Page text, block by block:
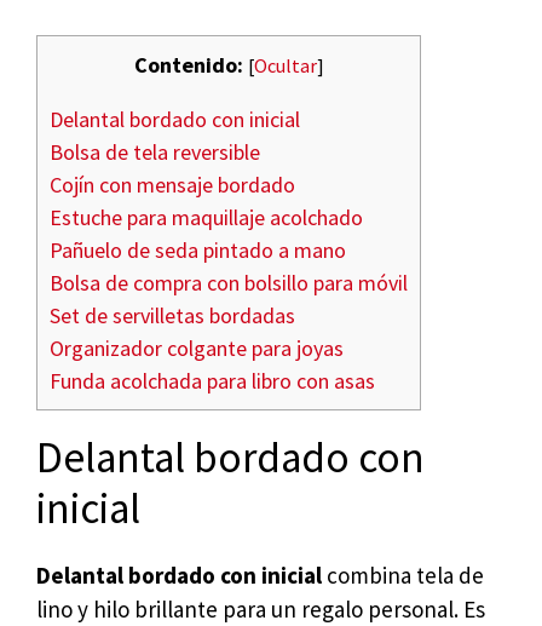
Contenido: [Ocultar]
Delantal bordado con inicial
Bolsa de tela reversible
Cojín con mensaje bordado
Estuche para maquillaje acolchado
Pañuelo de seda pintado a mano
Bolsa de compra con bolsillo para móvil
Set de servilletas bordadas
Organizador colgante para joyas
Funda acolchada para libro con asas
Delantal bordado con
inicial
Delantal bordado con inicial combina tela de
lino y hilo brillante para un regalo personal. Es